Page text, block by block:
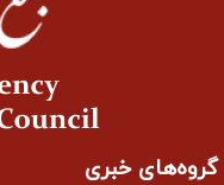
گروه‌های خبری